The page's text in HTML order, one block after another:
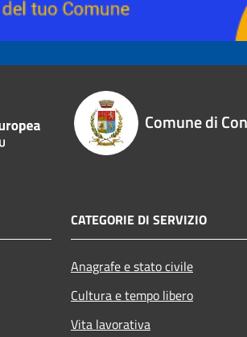
Comune di
CATEGORIE DI SERVIZIO
Anagrafe e stato civile
Cultura e tempo libero
Vita lavorativa